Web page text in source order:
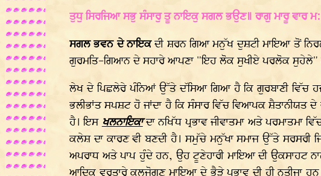
ਤੁਧੁ ਸਿਰਜਿਆ ਸਭੁ ਸੰਸਾਰੁ ਤੂ ਨਾਇਕੁ ਸਗਲ ਭਉਣ॥ ਰਾਗੁ ਮਾਰੂ ਵਾਰ
ਸਗਲ ਭਵਨ ਦੇ ਨਾਇਕਦੀ ਸ਼ਰਨ ਗਿਆ ਮਨੁੱਖ ਦੁਸ਼ਟੀ ਮਾਇਆ ਤੋਂ
ਗੁਰਮਤਿ-ਗਿਆਨ ਦੇ ਸਹਾਰੇ ਆਪਣਾ "ਇਹ ਲੋਕ ਸੁਖੀਏ ਪਰਲੋਕ ਸੁਹੇਲੇ"
ਲੇਖ ਦੇ ਪਿਛਲੇਰੇ ਪੰਨਿਆਂ ਉੱਤੇ ਦੱਸਿਆ ਗਿਆ ਹੈ ਕਿ ਗੁਰਬਾਣੀ ਵਿੱਚ
ਭਲੀਭਾਂਤ ਸਪਸ਼ਟ ਹੋ ਜਾਂਦਾ ਹੈ ਕਿ ਸੰਸਾਰ ਵਿੱਚ ਵਿਆਪਕ
ਹੈ। ਇਸਖਲਨਾਇਕਾ ਦਾ ਨਖਿੱਧ ਪ੍ਰਭਾਵ ਜੀਵਾਤਮਾ ਅਤੇ
ਕਲੇਸ਼ ਦਾ ਕਾਰਣ ਵੀ ਬਣਦੀ ਹੈ। ਸਮੁੱਚੇ ਮਨੁੱਖਾ ਸਮਾਜ ਉੱਤੇ ਸਰਸਰੀ
ਅਪਰਾਧ ਅਤੇ ਪਾਪ ਹੁੰਦੇ ਹਨ, ਉਹ ਟੂਣੇਹਾਰੀ ਮਾਇਆ ਦੀ ਉਕਸਾਹਟ